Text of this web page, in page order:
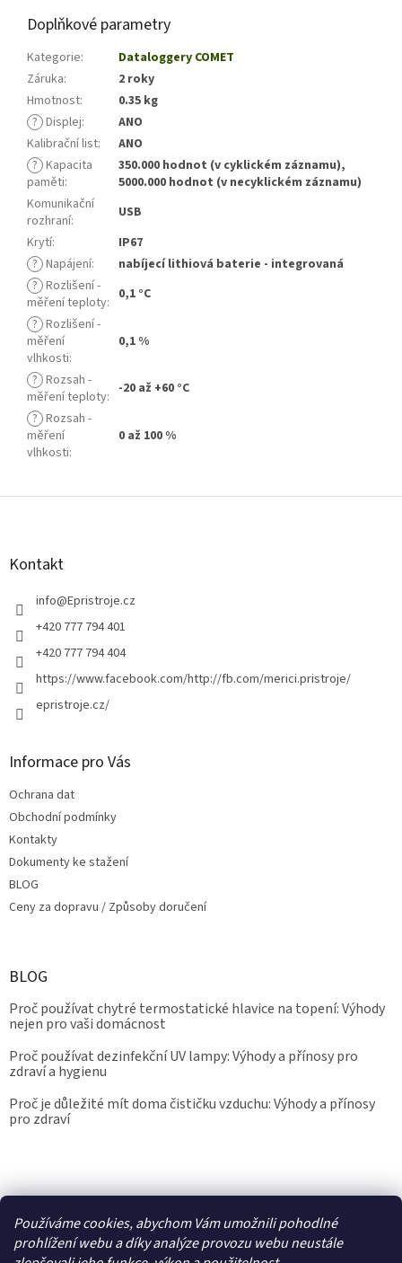
Používáme cookies, abychom Vám umožnili pohodlné
prohlížení webu a díky analýze provozu webu neustále
Doplňkové parametry
Kategorie:
Dataloggery COMET
Záruka:
2 roky
Hmotnost:
0.35 kg
? Displej:
ANO
Kalibrační list:
ANO
? Kapacita
paměti:
350.000 hodnot (v cyklickém záznamu),
5000.000 hodnot (v necyklickém záznamu)
Komunikační
rozhraní:
USB
Krytí:
IP67
? Napájení:
nabíjecí lithiová baterie - integrovaná
? Rozlišení -
měření teploty: 0,1 °C
? Rozlišení -
měření
vlhkosti:
0,1 %
? Rozsah -
měření teploty: -20 až +60 °C
? Rozsah -
měření
vlhkosti:
0 až 100 %
Z
Kontakt
info@Epristroje.cz
+420 777 794 401
+420 777 794 404
https://www.facebook.com/http://fb.com/merici.pristroje/
epristroje.cz/
Informace pro Vás
Ochrana dat
Obchodní podmínky
Kontakty
Dokumenty ke stažení
BLOG
Ceny za dopravu / Způsoby doručení
BLOG
Proč používat chytré termostatické hlavice na topení: Výhody
nejen pro vaši domácnost
Proč používat dezinfekční UV lampy: Výhody a přínosy pro
zdraví a hygienu
Proč je důležité mít doma čističku vzduchu: Výhody a přínosy
pro zdraví